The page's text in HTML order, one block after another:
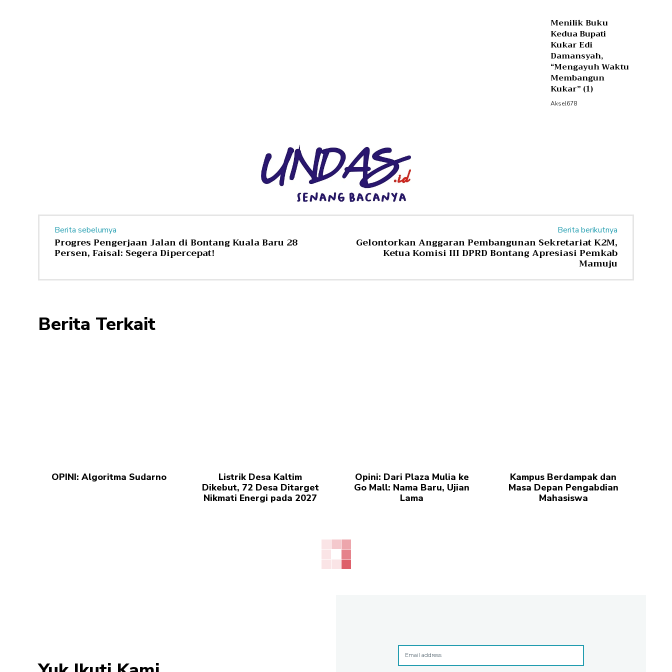
Menilik Buku
Kedua Bupati
Kukar Edi
Damansyah,
“Mengayuh Waktu
Membangun
Kukar” (1)
Aksel678
Berita sebelumya
Progres Pengerjaan Jalan di Bontang Kuala Baru 28
Persen, Faisal: Segera Dipercepat!
Berita berikutnya
Gelontorkan Anggaran Pembangunan Sekretariat K2M,
Ketua Komisi III DPRD Bontang Apresiasi Pemkab
Mamuju
Berita Terkait
OPINI: Algoritma Sudarno
Listrik Desa Kaltim
Dikebut, 72 Desa Ditarget
Nikmati Energi pada 2027
Opini: Dari Plaza Mulia ke
Go Mall: Nama Baru, Ujian
Lama
Kampus Berdampak dan
Masa Depan Pengabdian
Mahasiswa